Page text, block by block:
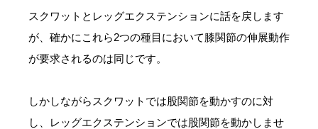
スクワットとレッグエクステンションに話を戻します
が、確かにこれら2つの種目において膝関節の伸展動作
が要求されるのは同じです。
しかしながらスクワットでは股関節を動かすのに対
し、レッグエクステンションでは股関節を動かしませ